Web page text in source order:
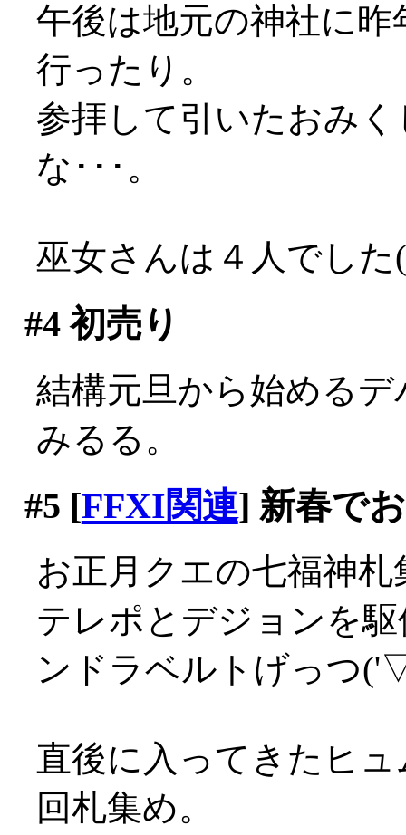
午後は地元の神社に
行ったり。
参拝して引いたおみ
な･･･。
巫女さんは４人でした
#4初売り
結構元旦から始める
みるる。
#5 [FFXI関連] 新春で
お正月クエの七福神札
テレポとデジョンを
ンドラベルトげっつ
直後に入ってきたヒ
回札集め。